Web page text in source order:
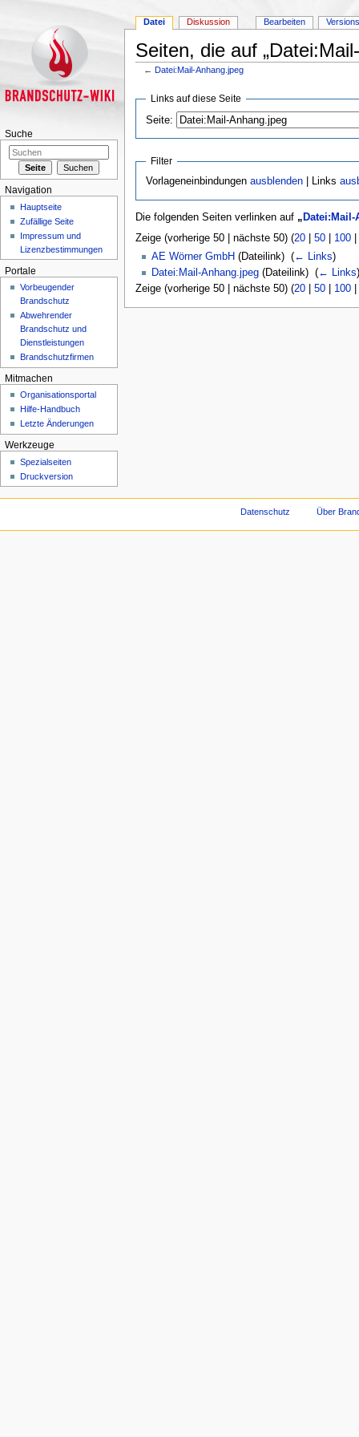
Seiten, die auf
←Datei:Mail-Anhang.jpeg
Links auf diese Seite
Seite:
Filter
Vorlageneinbindungenausblenden | Links
Die folgenden Seiten verlinken auf „
Zeige (vorherige 50 | nächste 50) (20| 50| 100|
AE Wörner GmbH (Dateilink) ‎ (← Links)
Datei:Mail-Anhang.jpeg(Dateilink) ‎ (← Links)
Zeige (vorherige 50 | nächste 50) (20| 50| 100|
Datei Diskussion Bearbeiten
Suche
Navigation
Hauptseite
Zufällige Seite
Impressum und
Lizenzbestimmungen
Portale
Vorbeugender
Brandschutz
Abwehrender
Brandschutz und
Dienstleistungen
Brandschutzfirmen
Mitmachen
Organisationsportal
Hilfe-Handbuch
Letzte Änderungen
Werkzeuge
Spezialseiten
Druckversion
Datenschutz Über